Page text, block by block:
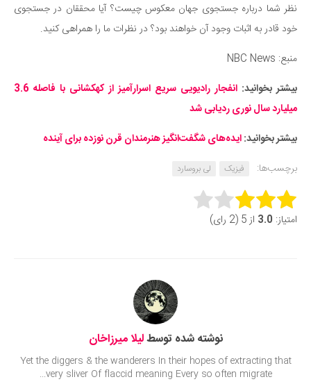
نظر شما درباره جستجوی جهان معکوس چیست؟ آیا محققان در جستجوی
خود قادر به اثبات وجود آن خواهند بود؟ در نظرات ما را همراهی کنید.
منبع: NBC News
بیشتر بخوانید:
انفجار رادیویی سریع اسرارآمیز از کهکشانی با فاصله 3.6
میلیارد سال نوری ردیابی شد
بیشتر بخوانید:ایده‌های شگفت‌انگیز هنرمندان قرن نوزده برای آینده
برچسب‌ها:
فیزیک لی بروسارد
Rate this item:
امتیاز: 3.0 از 5 (2 رای)
نوشته شده توسطلیلا میرزاخان
Yet the diggers & the wanderers In their hopes of extracting that
very sliver Of flaccid meaning Every so often migrate...